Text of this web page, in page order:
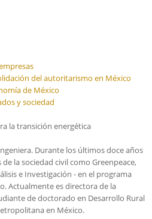
del autoritarismo en México
de México
y sociedad
la transición energética
Durante los últimos doce años
la sociedad civil como Greenpeace,
e Investigación - en el programa
Actualmente es directora de la
de doctorado en Desarrollo Rural
en México.